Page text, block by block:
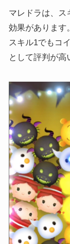
マレドラは、ス
効果があります。
スキル1でもコ
として評判が高